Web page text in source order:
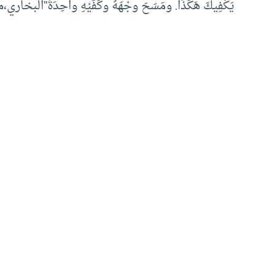
يَكْفِيكَ هَكَذَا. ومَسَحَ وجْهَهُ وكَفَّيْهِ